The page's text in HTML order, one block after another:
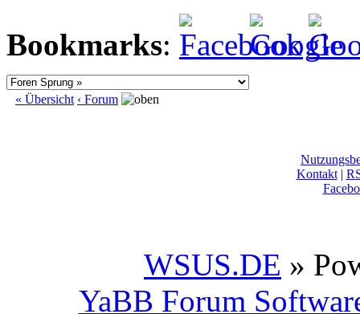
Bookmarks:
« Übersicht ‹ Forum
Kontakt|
WSUS.DE »
YaBB Forum